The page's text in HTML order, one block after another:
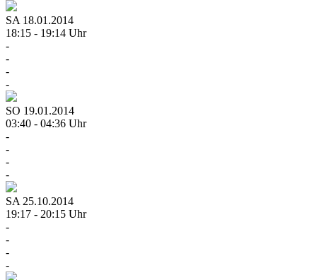
SA 18.01.2014
18:15 - 19:14 Uhr
-
-
-
-
SO 19.01.2014
03:40 - 04:36 Uhr
-
-
-
-
SA 25.10.2014
19:17 - 20:15 Uhr
-
-
-
-